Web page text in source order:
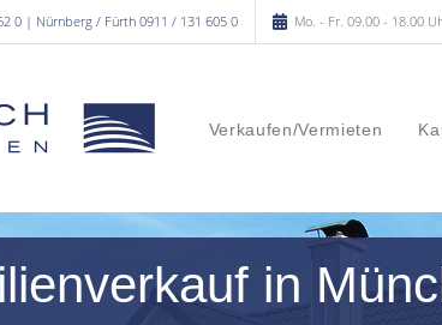
0 | Nürnberg / Fürth 0911 / 131 605 0 Mo. - Fr. 09.00 - 18.00
Verkaufen/Vermieten
in